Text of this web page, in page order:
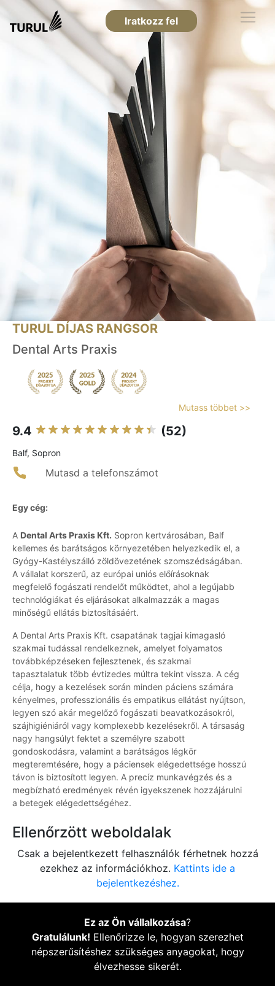
Iratkozz fel
TURUL DÍJAS RANGSOR
Dental Arts Praxis
Mutass többet >>
9.4 (52)
Balf, Sopron
Mutasd a telefonszámot
Egy cég:
A Dental Arts Praxis Kft. Sopron kertvárosában, Balf
kellemes és barátságos környezetében helyezkedik el, a
Gyógy-Kastélyszálló zöldövezetének szomszédságában.
A vállalat korszerű, az európai uniós előírásoknak
megfelelő fogászati rendelőt működtet, ahol a legújabb
technológiákat és eljárásokat alkalmazzák a magas
minőségű ellátás biztosításáért.
A Dental Arts Praxis Kft. csapatának tagjai kimagasló
szakmai tudással rendelkeznek, amelyet folyamatos
továbbképzéseken fejlesztenek, és szakmai
tapasztalatuk több évtizedes múltra tekint vissza. A cég
célja, hogy a kezelések során minden páciens számára
kényelmes, professzionális és empatikus ellátást nyújtson,
legyen szó akár megelőző fogászati beavatkozásokról,
szájhigiéniáról vagy komplexebb kezelésekről. A társaság
nagy hangsúlyt fektet a személyre szabott
gondoskodásra, valamint a barátságos légkör
megteremtésére, hogy a páciensek elégedettsége hosszú
távon is biztosított legyen. A precíz munkavégzés és a
megbízható eredmények révén igyekszenek hozzájárulni
a betegek elégedettségéhez.
Ellenőrzött weboldalak
Csak a bejelentkezett felhasználók férhetnek hozzá
ezekhez az információkhoz. Kattints ide a
bejelentkezéshez.
Ez az Ön vállalkozása?
Gratulálunk! Ellenőrizze le, hogyan szerezhet
népszerűsítéshez szükséges anyagokat, hogy
élvezhesse sikerét.